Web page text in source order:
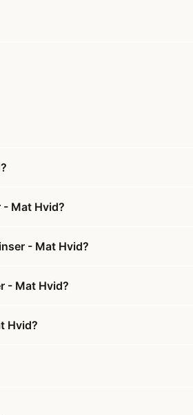
Mat Hvid?
- Mat Hvid?
- Mat Hvid?
Hvid?